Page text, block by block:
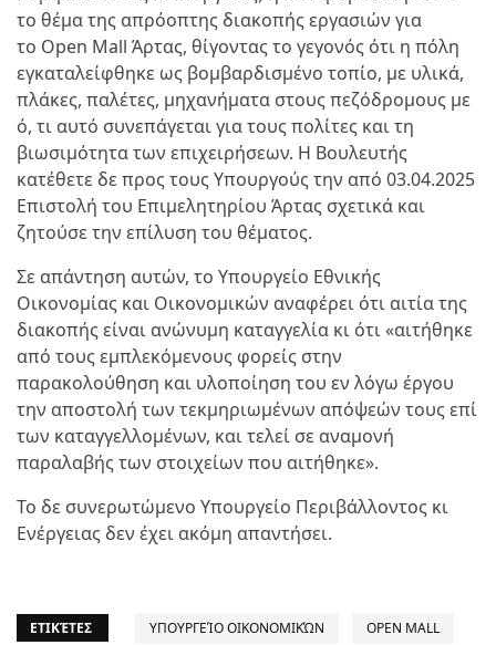
το θέμα της απρόοπτης διακοπής εργασιών για
το Open Mall Άρτας, θίγοντας το γεγονός ότι η πόλη
εγκαταλείφθηκε ως βομβαρδισμένο τοπίο, με υλικά,
πλάκες, παλέτες, μηχανήματα στους πεζόδρομους με
ό, τι αυτό συνεπάγεται για τους πολίτες και τη
βιωσιμότητα των επιχειρήσεων. Η Βουλευτής
κατέθετε δε προς τους Υπουργούς την από 03.04.2025
Επιστολή του Επιμελητηρίου Άρτας σχετικά και
ζητούσε την επίλυση του θέματος.
Σε απάντηση αυτών, το Υπουργείο Εθνικής
Οικονομίας και Οικονομικών αναφέρει ότι αιτία της
διακοπής είναι ανώνυμη καταγγελία κι ότι «αιτήθηκε
από τους εμπλεκόμενους φορείς στην
παρακολούθηση και υλοποίηση του εν λόγω έργου
την αποστολή των τεκμηριωμένων απόψεών τους επί
των καταγγελλομένων, και τελεί σε αναμονή
παραλαβής των στοιχείων που αιτήθηκε».
Το δε συνερωτώμενο Υπουργείο Περιβάλλοντος κι
Ενέργειας δεν έχει ακόμη απαντήσει.
ΕΤΙΚΈΤΕΣ ΥΠΟΥΡΓΕΊΟ ΟΙΚΟΝΟΜΙΚΏΝ OPEN MALL